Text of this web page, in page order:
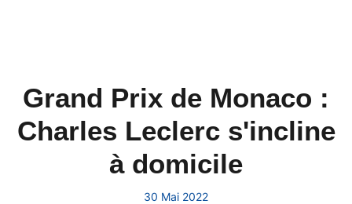
Grand Prix de Monaco :
Charles Leclerc s'incline
à domicile
30 Mai 2022